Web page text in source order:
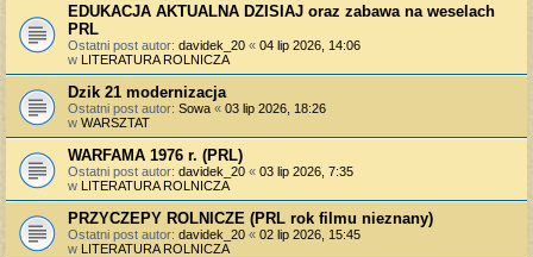
EDUKACJA AKTUALNA DZISIAJ oraz zabawa na weselach
PRL
Ostatni post autor: davidek_20 « 04 lip 2026, 14:06
w LITERATURA ROLNICZA
Dzik 21 modernizacja
Ostatni post autor: Sowa « 03 lip 2026, 18:26
w WARSZTAT
WARFAMA 1976 r. (PRL)
Ostatni post autor: davidek_20 « 03 lip 2026, 7:35
w LITERATURA ROLNICZA
PRZYCZEPY ROLNICZE (PRL rok filmu nieznany)
Ostatni post autor: davidek_20 « 02 lip 2026, 15:45
w LITERATURA ROLNICZA